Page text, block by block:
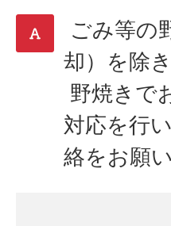
ごみ等の
却）を除
野焼きで
対応を行
絡をお願